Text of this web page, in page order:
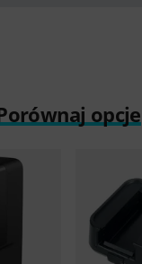
opcje